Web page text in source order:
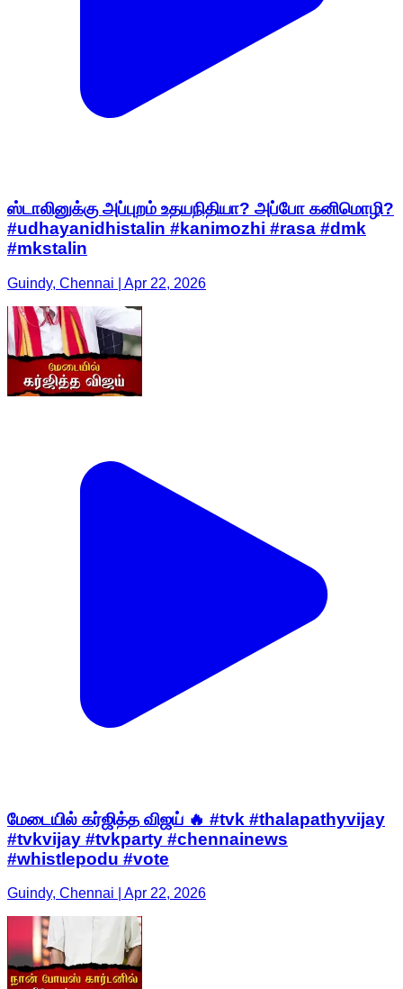
ஸ்டாலினுக்கு அப்புறம் உதயநிதியா? அப்போ கனிமொழி?
#udhayanidhistalin #kanimozhi #rasa #dmk
#mkstalin
Guindy, Chennai | Apr 22, 2026
மேடையில் கர்ஜித்த விஜய் 🔥 #tvk #thalapathyvijay
#tvkvijay #tvkparty #chennainews
#whistlepodu #vote
Guindy, Chennai | Apr 22, 2026